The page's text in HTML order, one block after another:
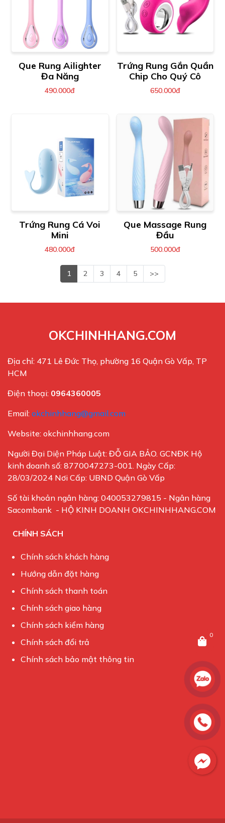
Que Rung Ailighter
Đa Năng
490.000đ
Trứng Rung Gắn Quần
Chip Cho Quý Cô
650.000đ
Trứng Rung Cá Voi
Mini
480.000đ
Que Massage Rung
Đầu
500.000đ
1 2 3 4 5 >>
OKCHINHHANG.COM
Địa chỉ: 471 Lê Đức Thọ, phường 16 Quận Gò Vấp, TP
HCM
Điện thoại: 0964360005
Email: okchinhhang@gmail.com
Website: okchinhhang.com
Người Đại Diện Pháp Luật: ĐỖ GIA BẢO. GCNĐK Hộ
kinh doanh số: 8770047273-001. Ngày Cấp:
28/03/2024 Nơi Cấp: UBND Quận Gò Vấp
Số tài khoản ngân hàng: 040053279815 - Ngân hàng
Sacombank - HỘ KINH DOANH OKCHINHHANG.COM
CHÍNH SÁCH
Chính sách khách hàng
Hướng dẫn đặt hàng
Chính sách thanh toán
Chính sách giao hàng
Chính sách kiểm hàng
Chính sách đổi trả
Chính sách bảo mật thông tin
0